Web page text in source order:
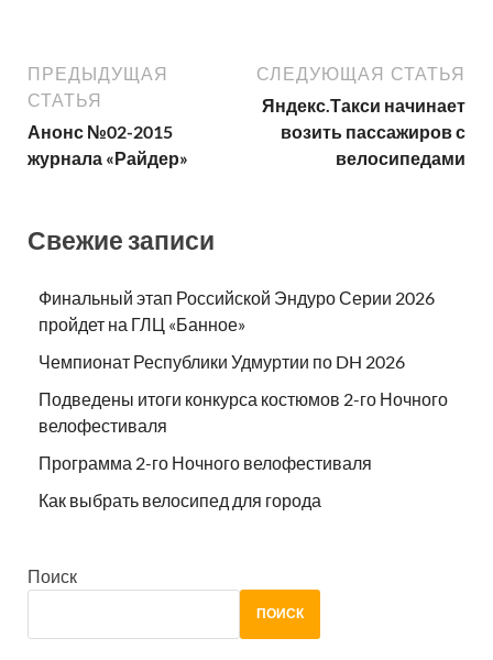
ПРЕДЫДУЩАЯ
СТАТЬЯ
Анонс №02-2015
журнала «Райдер»
СЛЕДУЮЩАЯ СТАТЬЯ
Яндекс.Такси начинает
возить пассажиров с
велосипедами
Свежие записи
Финальный этап Российской Эндуро Серии 2026
пройдет на ГЛЦ «Банное»
Чемпионат Республики Удмуртии по DH 2026
Подведены итоги конкурса костюмов 2-го Ночного
велофестиваля
Программа 2-го Ночного велофестиваля
Как выбрать велосипед для города
Поиск
ПОИСК